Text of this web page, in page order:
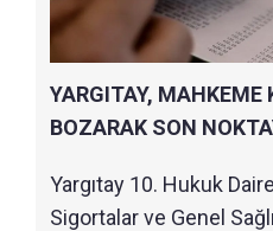
YARGITAY, MAHKEME
BOZARAK SON
Yargıtay 10. Hukuk
Sigortalar ve Genel